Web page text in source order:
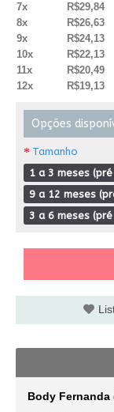
7x
R$29,84
8x
R$26,63
9x
R$24,13
10x
R$22,13
11x
R$20,49
12x
R$19,13
Opções
Tamanho
1 a 3 meses
9 a 12 meses
3 a 6 meses
Body Fernanda